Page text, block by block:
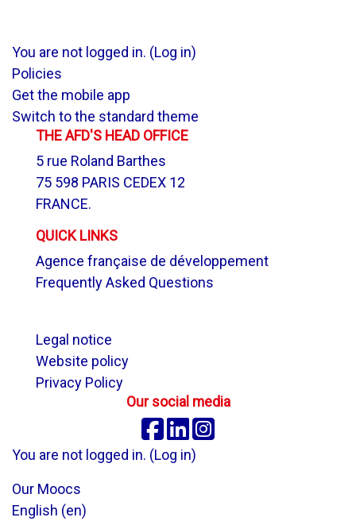
You are not logged in. (Log in)
Policies
Get the mobile app
Switch to the standard theme
THE AFD'S HEAD OFFICE
5 rue Roland Barthes
75 598 PARIS CEDEX 12
FRANCE.
QUICK LINKS
Agence française de développement
Frequently Asked Questions
Legal notice
Website policy
Privacy Policy
Our social media
Facebook
Linkedin
You are not logged in. (Log in)
Our Moocs
English ‎(en)‎